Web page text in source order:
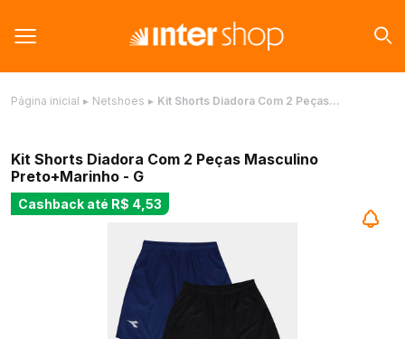
Página inicial ▸ Netshoes ▸ Kit Shorts Diadora Com 2 Peças…
Kit Shorts Diadora Com 2 Peças Masculino
Preto+Marinho - G
Cashback até R$ 4,53